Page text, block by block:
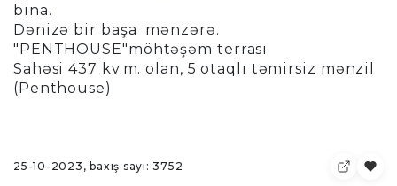
bina.
Dənizə bir başa mənzərə.
"PENTHOUSE"möhtəşəm terrası
Sahəsi 437 kv.m. olan, 5 otaqlı təmirsiz mənzil
(Penthouse)
25-10-2023, baxış sayı: 3752